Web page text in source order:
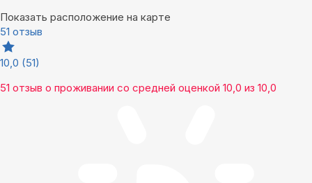
Показать расположение на карте
51 отзыв
10,0 (51)
51 отзыв о проживании со средней оценкой 10,0 из 10,0